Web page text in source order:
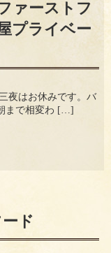
ァーストフ
プライベー
夜はお休みです。バ
まで相変わ […]
ド